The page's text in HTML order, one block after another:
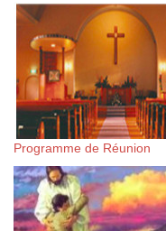
Programme de Réunion